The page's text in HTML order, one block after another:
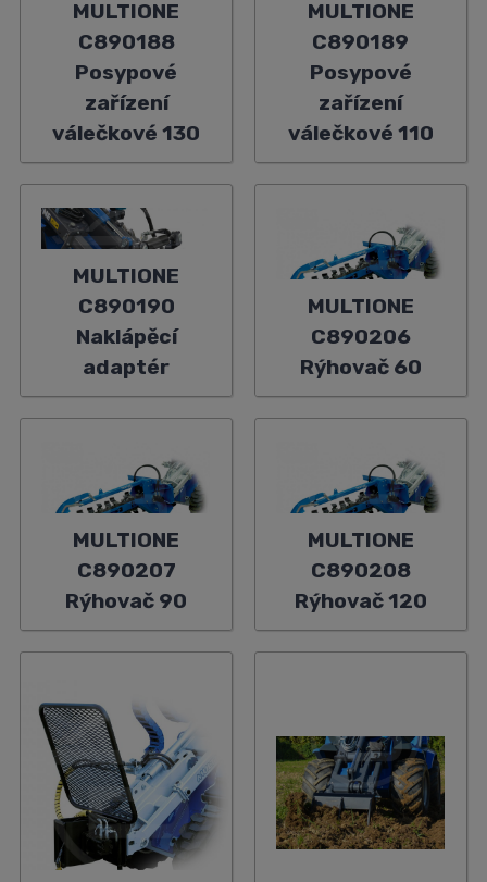
MULTIONE
C890188
Posypové
zařízení
válečkové 130
MULTIONE
C890189
Posypové
zařízení
válečkové 110
MULTIONE
C890190
Naklápěcí
adaptér
MULTIONE
C890206
Rýhovač 60
MULTIONE
C890207
Rýhovač 90
MULTIONE
C890208
Rýhovač 120